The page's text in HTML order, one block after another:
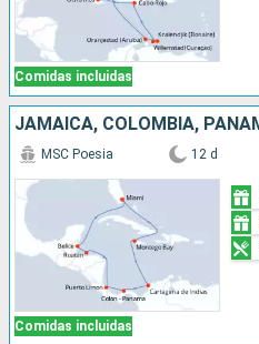
Comidas incluidas
Comidas incluidas
MSC Poesia 12 d